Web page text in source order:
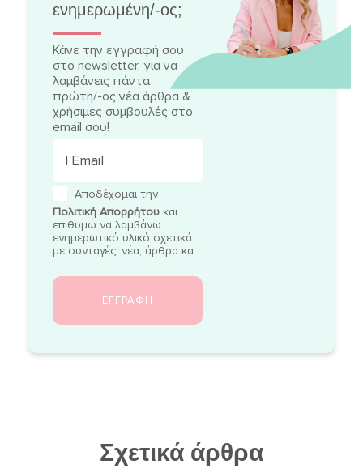
ενημερωμένη/-ος;
Κάνε την εγγραφή σου
στο newsletter, για να
λαμβάνεις πάντα
πρώτη/-ος νέα άρθρα &
χρήσιμες συμβουλές στο
email σου!
Αποδέχομαι την
Πολιτική Απορρήτου και
επιθυμώ να λαμβάνω
ενημερωτικό υλικό σχετικά
με συνταγές, νέα, άρθρα κα.
Σχετικά άρθρα